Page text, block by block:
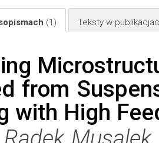
(1) Teksty w
from
with High